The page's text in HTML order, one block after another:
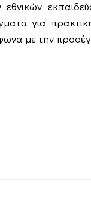
για
με την